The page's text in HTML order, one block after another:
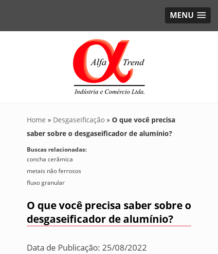
MENU
Home » Desgaseificação » O que você precisa
saber sobre o desgaseificador de alumínio?
Buscas relacionadas:
concha cerâmica
metais não ferrosos
fluxo granular
O que você precisa saber sobre o
desgaseificador de alumínio?
Data de Publicação: 25/08/2022